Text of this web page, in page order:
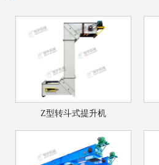
Z型转斗式提升机